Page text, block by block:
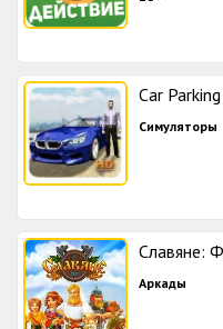
Car
Симуляторы
Славяне:
Аркады